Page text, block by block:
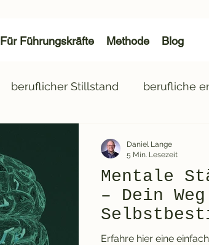
Für Führungskräfte Methode Blog
beruflicher Stillstand berufliche
Mentale
– Dein
Erfolg im
Erfahre hier eine
Daniel Lange
5 Min. Lesezeit